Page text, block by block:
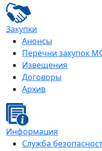
Закупки
Анонсы
Перечни закупок
Извещения
Договоры
Архив
Информация
Служба